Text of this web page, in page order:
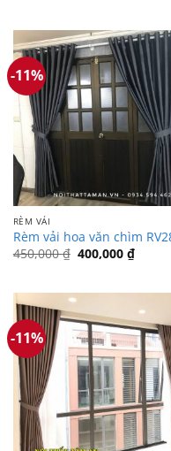
-11%
RÈM VẢI
Rèm vải hoa văn chìm
450,000₫ Giá
gốc
400,000 ₫Giá
hiện
-11%